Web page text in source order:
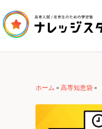
ホーム » 高専知恵袋 »